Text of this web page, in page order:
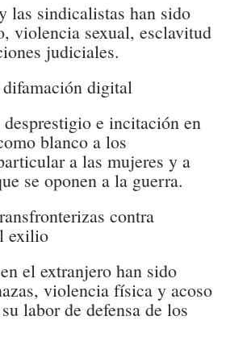
las sindicalistas han sido
violencia sexual, esclavitud
judiciales.
digital
desprestigio e incitación en
blanco a los
a las mujeres y a
se oponen a la guerra.
contra
exilio
el extranjero han sido
violencia física y acoso
labor de defensa de los